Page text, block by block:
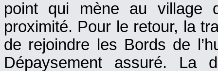
point qui mène au village
proximité. Pour le retour, la
de rejoindre les Bords de
Dépaysement assuré. La